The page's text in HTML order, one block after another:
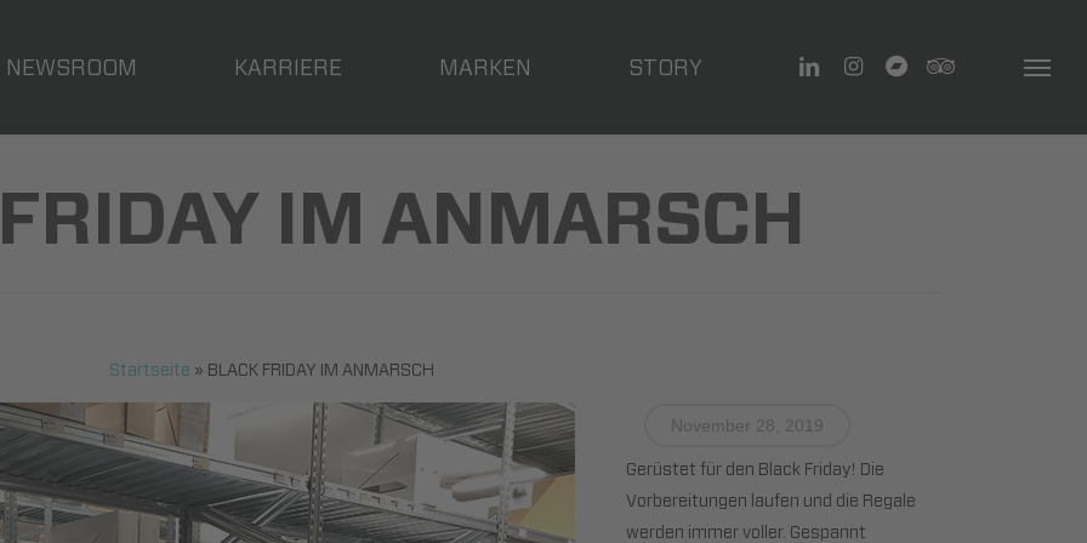
NEWSROOM KARRIERE MARKEN STORY linkedininstagram
bandcamptripadvisor
Menu
IM ANMARSCH
Startseite » BLACK FRIDAY IM ANMARSCH
November 28, 2019
Gerüstet für den Black Friday! Die
Vorbereitungen laufen und die Regale
werden immer voller. Gespannt